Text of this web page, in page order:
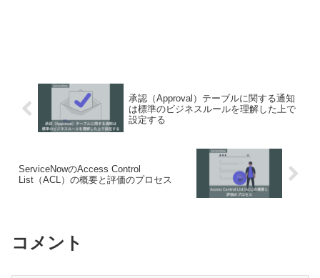
承認（Approval）テーブルに関する通知
は標準のビジネスルールを理解した上で
設定する
ServiceNowのAccess Control
List（ACL）の概要と評価のプロセス
コメント